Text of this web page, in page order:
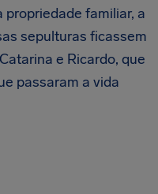
familiar, a
sepulturas ficassem
e Ricardo, que
passaram a vida